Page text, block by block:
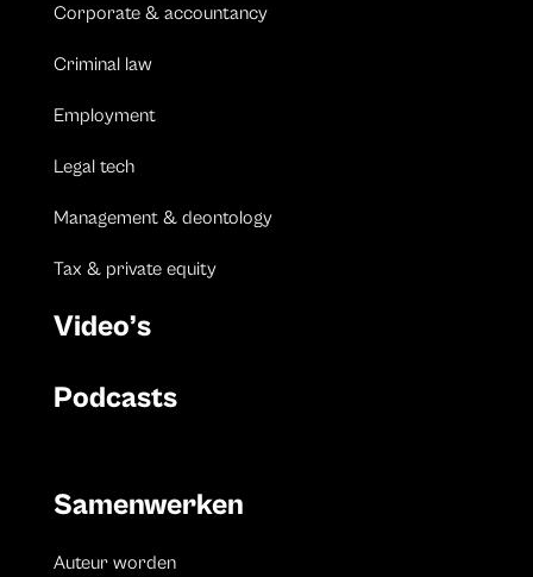
Corporate & accountancy
Criminal law
Employment
Legal tech
Management & deontology
Tax & private equity
Video’s
Podcasts
Samenwerken
Auteur worden